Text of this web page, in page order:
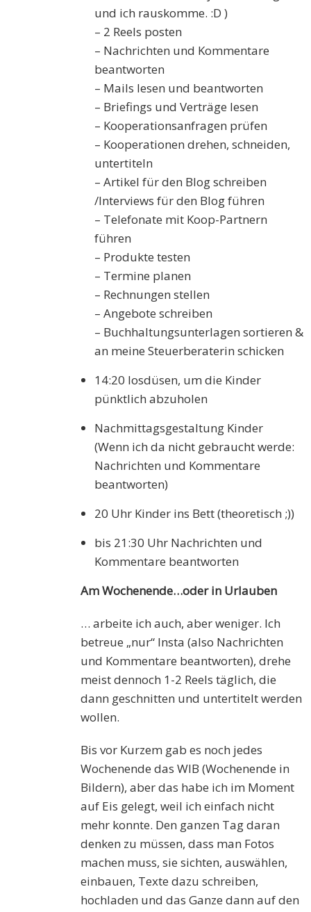
und ich rauskomme. :D )
– 2 Reels posten
– Nachrichten und Kommentare
beantworten
– Mails lesen und beantworten
– Briefings und Verträge lesen
– Kooperationsanfragen prüfen
– Kooperationen drehen, schneiden,
untertiteln
– Artikel für den Blog schreiben
/Interviews für den Blog führen
– Telefonate mit Koop-Partnern
führen
– Produkte testen
– Termine planen
– Rechnungen stellen
– Angebote schreiben
– Buchhaltungsunterlagen sortieren &
an meine Steuerberaterin schicken
14:20 losdüsen, um die Kinder
pünktlich abzuholen
Nachmittagsgestaltung Kinder
(Wenn ich da nicht gebraucht werde:
Nachrichten und Kommentare
beantworten)
20 Uhr Kinder ins Bett (theoretisch ;))
bis 21:30 Uhr Nachrichten und
Kommentare beantworten
Am Wochenende…oder in Urlauben
… arbeite ich auch, aber weniger. Ich
betreue „nur“ Insta (also Nachrichten
und Kommentare beantworten), drehe
meist dennoch 1-2 Reels täglich, die
dann geschnitten und untertitelt werden
wollen.
Bis vor Kurzem gab es noch jedes
Wochenende das WIB (Wochenende in
Bildern), aber das habe ich im Moment
auf Eis gelegt, weil ich einfach nicht
mehr konnte. Den ganzen Tag daran
denken zu müssen, dass man Fotos
machen muss, sie sichten, auswählen,
einbauen, Texte dazu schreiben,
hochladen und das Ganze dann auf den